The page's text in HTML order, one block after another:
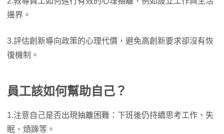
邊界。
3.評估創新導向政策的心理代價，避免高創新要求卻沒有恢
復機制。
員工該如何幫助自己？
1.注意自己是否出現抽離困難：下班後仍持續思考工作、失
眠、煩躁等。